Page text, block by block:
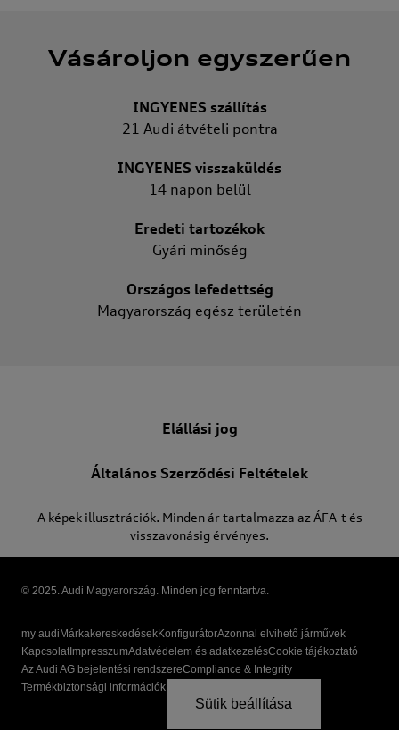
Vásároljon egyszerűen
INGYENES szállítás
21 Audi átvételi pontra
INGYENES visszaküldés
14 napon belül
Eredeti tartozékok
Gyári minőség
Országos lefedettség
Magyarország egész területén
Elállási jog
Általános Szerződési Feltételek
A képek illusztrációk. Minden ár tartalmazza az ÁFA-t és
visszavonásig érvényes.
© 2025. Audi Magyarország. Minden jog fenntartva.
my audi MárkakereskedésekKonfigurátorAzonnal elvihető járművek
KapcsolatImpresszumAdatvédelem és adatkezelésCookie tájékoztató
Az Audi AG bejelentési rendszereCompliance & Integrity
Termékbiztonsági információk
Sütik beállítása